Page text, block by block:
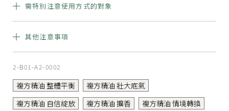
需特別注意使用方式的對象
孕婦
其他注意事項
純精油，請稀釋後再使用。​使用後請旋緊瓶蓋，置放於陰涼乾
2-B01-A2-0002
複方精油 整體平衡
複方精油 壯大底氣
複方精油 自信綻放
複方精油 擴香
複方精油 情境轉換